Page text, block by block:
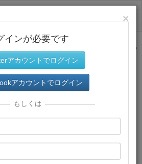
サイトトップに戻る
×
インが必要です
アカウントでログイン
アカウントでログイン
もしくは